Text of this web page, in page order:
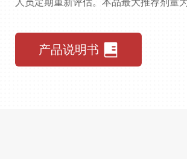
人员定期重新评估。本品最大推荐剂量
产品说明书